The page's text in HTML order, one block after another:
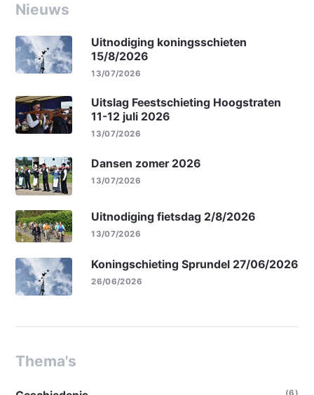
Nieuws
Uitnodiging koningsschieten
15/8/2026
13/07/2026
Uitslag Feestschieting Hoogstraten
11-12 juli 2026
13/07/2026
Dansen zomer 2026
13/07/2026
Uitnodiging fietsdag 2/8/2026
13/07/2026
Koningschieting Sprundel 27/06/2026
26/06/2026
Thema's